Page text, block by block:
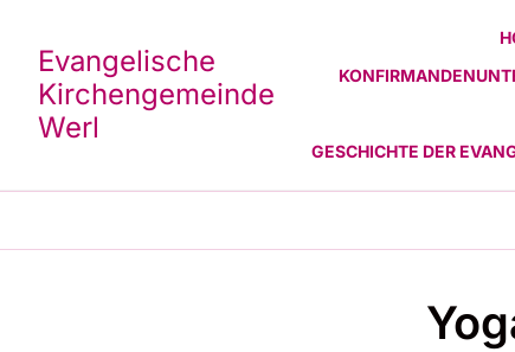
Evangelische
Kirchengemeinde
Werl
GESCHICHTE DER